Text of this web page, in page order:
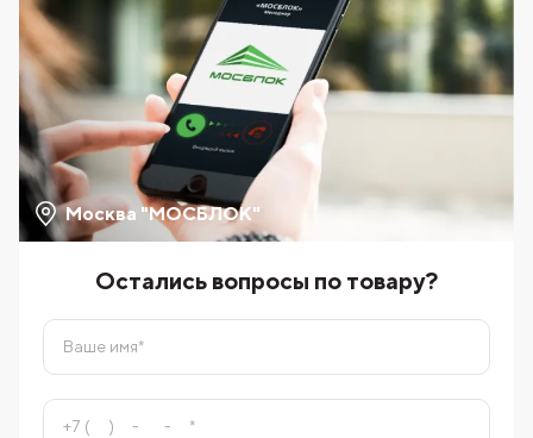
Москва "МОСБЛОК"
Остались вопросы по товару?